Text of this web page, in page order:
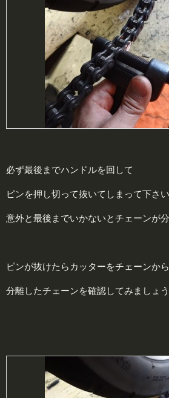
必ず最後までハンドルを回して
ピンを押し切って抜いてしまって下さい
意外と最後までいかないとチェーンが
ピンが抜けたらカッターをチェーンか
分離したチェーンを確認してみましょう